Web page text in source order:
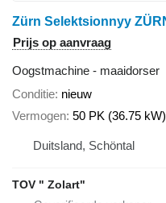
Prijs op aanvraag
Oogstmachine - maaidorser
Conditie nieuw
Vermogen 50 PK (36.75 kW)
Duitsland, Schöntal
TOV " Zolart"